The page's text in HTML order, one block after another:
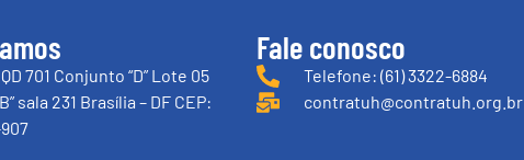
701 Conjunto “D” Lote 05
sala 231 Brasília – DF CEP:
Fale conosco
Telefone: (61) 3322-6884
contratuh@contratuh.org.br